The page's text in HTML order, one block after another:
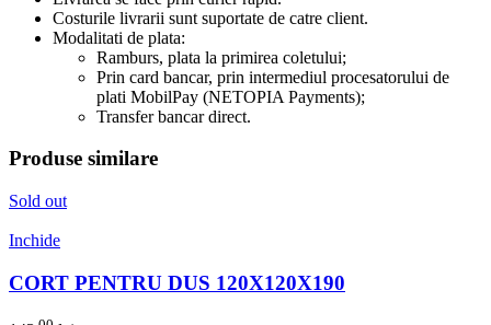
Costurile livrarii sunt suportate de catre client.
Modalitati de plata:
Ramburs, plata la primirea coletului;
Prin card bancar, prin intermediul procesatorului de
plati MobilPay (NETOPIA Payments);
Transfer bancar direct.
Produse similare
Sold out
Inchide
CORT PENTRU DUS 120X120X190